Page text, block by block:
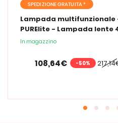
SPEDIZIONE GRATUITA *
Lampada multifunzionale
PURElite - Lampada lente
in 1
In magazzino
108,64€ -50%